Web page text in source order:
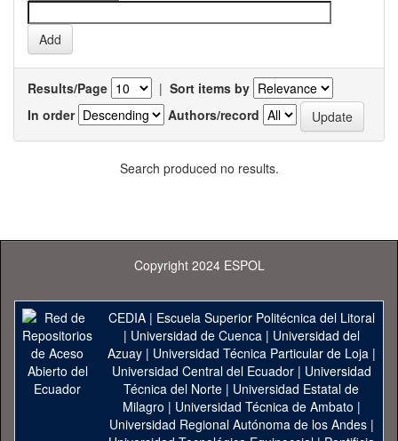
Results/Page | Sort items by
In order
Authors/record
Search produced no results.
Copyright 2024 ESPOL
CEDIA| Escuela Superior Politécnica del Litoral
| Universidad de Cuenca| Universidad del
Azuay| Universidad Técnica Particular de Loja|
Universidad Central del Ecuador| Universidad
Técnica del Norte | Universidad Estatal de
Milagro | Universidad Técnica de Ambato |
Universidad Regional Autónoma de los Andes|